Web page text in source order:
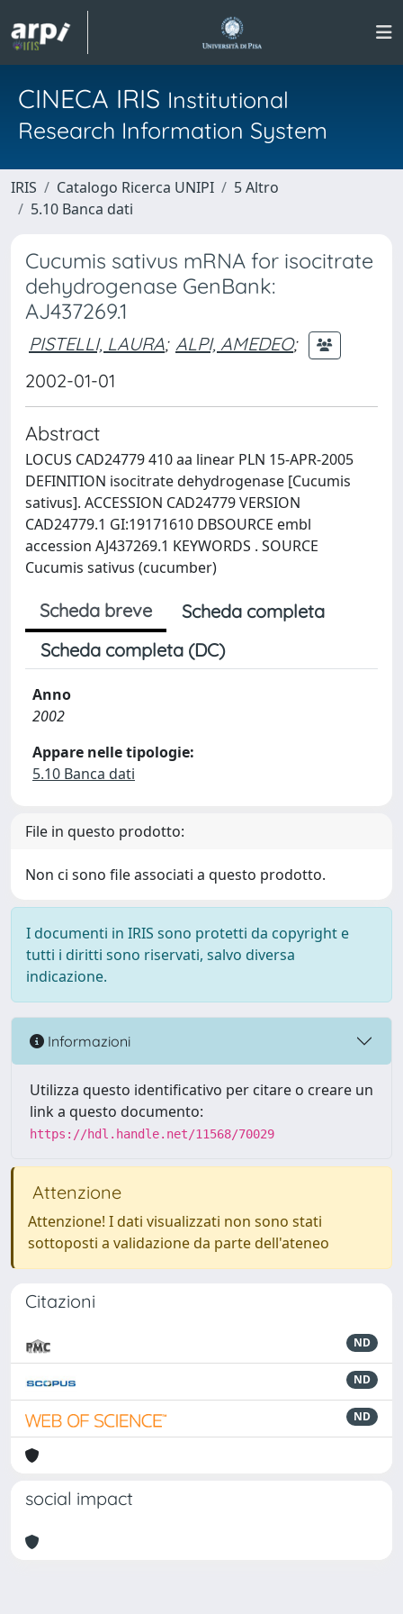
CINECA IRIS Institutional
Research Information System
IRIS Catalogo Ricerca UNIPI
5 Altro
5.10 Banca dati
Cucumis sativus mRNA for isocitrate
dehydrogenase GenBank:
AJ437269.1
PISTELLI, LAURA; ALPI, AMEDEO;
2002-01-01
Abstract
LOCUS CAD24779 410 aa linear PLN 15-APR-2005
DEFINITION isocitrate dehydrogenase [Cucumis
sativus]. ACCESSION CAD24779 VERSION
CAD24779.1 GI:19171610 DBSOURCE embl
accession AJ437269.1 KEYWORDS . SOURCE
Cucumis sativus (cucumber)
Scheda breve
Scheda completa
Scheda completa (DC)
Anno
2002
Appare nelle tipologie:
5.10 Banca dati
File in questo prodotto:
Non ci sono file associati a questo prodotto.
I documenti in IRIS sono protetti da copyright e
tutti i diritti sono riservati, salvo diversa
indicazione.
Informazioni
Utilizza questo identificativo per citare o creare un
link a questo documento:
https://hdl.handle.net/11568/70029
Attenzione
Attenzione! I dati visualizzati non sono stati
sottoposti a validazione da parte dell'ateneo
Citazioni
ND
ND
ND
social impact